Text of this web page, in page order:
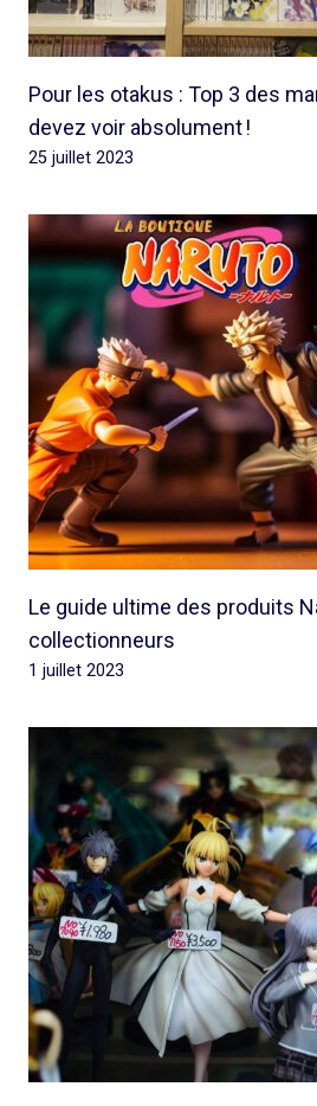
Pour les otakus : Top 3 des
devez voir absolument !
25 juillet 2023
Le guide ultime des produits
collectionneurs
1 juillet 2023